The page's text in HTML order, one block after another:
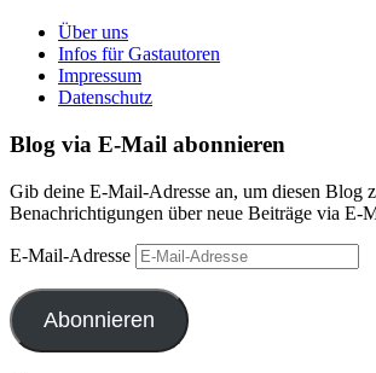
Über uns
Infos für Gastautoren
Impressum
Datenschutz
Blog via E-Mail abonnieren
Gib deine E-Mail-Adresse an, um diesen Blog
Benachrichtigungen über neue Beiträge via E-
E-Mail-Adresse
Abonnieren